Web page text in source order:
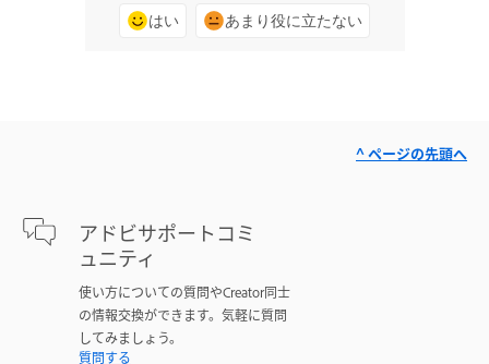
はい あまり役に立たない
アドビサポートコミ
ュニティ
使い方についての質問やCreator同士
の情報交換ができます。気軽に質問
してみましょう。
質問する
^ ページの先頭へ